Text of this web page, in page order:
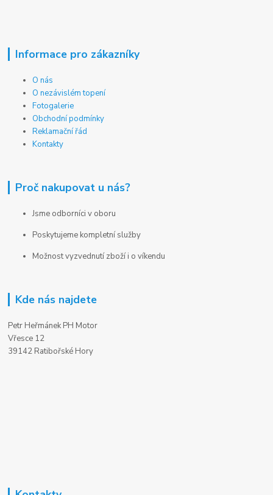
Informace pro zákazníky
O nás
O nezávislém topení
Fotogalerie
Obchodní podmínky
Reklamační řád
Kontakty
Proč nakupovat u nás?
Jsme odborníci v oboru
Poskytujeme kompletní služby
Možnost vyzvednutí zboží i o víkendu
Kde nás najdete
Petr Heřmánek PH Motor
Vřesce 12
39142 Ratibořské Hory